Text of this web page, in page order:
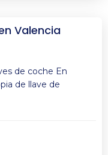
Valencia
de coche En
de llave de